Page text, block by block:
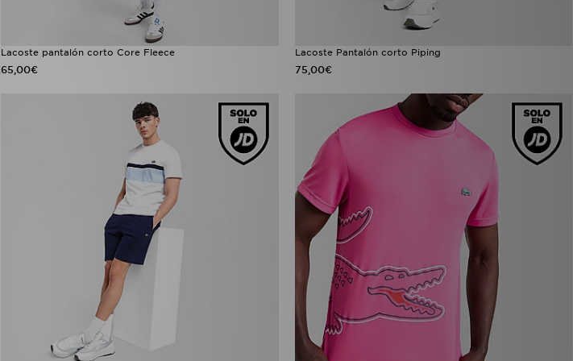
Lacoste pantalón corto Core Fleece
65,00€
Lacoste Pantalón corto Piping
75,00€